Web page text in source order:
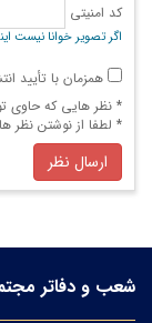
کد امنیتی
اگر تصویر خوانا نیست
همزمان با تأیید
* نظر هایی كه حاوی
* لطفا از نوشتن نظر
ارسال نظر
شعب و دفاتر